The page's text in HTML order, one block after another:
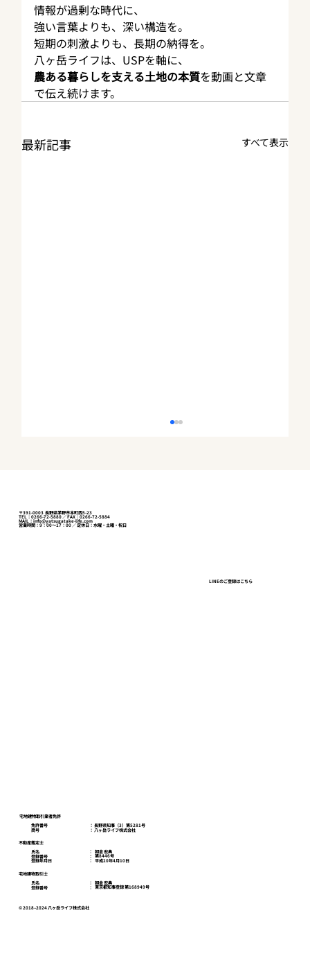
情報が過剰な時代に、
強い言葉よりも、深い構造を。
短期の刺激よりも、長期の納得を。
八ヶ岳ライフは、USPを軸に、
農ある暮らしを支える土地の本質を動画と文章
で伝え続けます。
最新記事 すべて表示
八ヶ岳西麓で畑と山林付きの土地が動い
宅地建物取引業者免許
免許番号
​： 長野県知事（3）第5281号
商号 ​： 八ヶ岳ライフ株式会社
不動産鑑定士
氏名
朝倉 宏典
：
登録番号 第8446号
：
登録年月日 平成20年4月10日
：
宅地建物取引士
氏名
朝倉 宏典
：
登録番号 東京都知事登録 第168949号
：
© 2018–2024 八ヶ岳ライフ株式会社
〒391-0003 長野県茅野市本町西5-23
TEL：0266-72-5880 ／ FAX：0266-72-5884
MAIL：info@yatsugatake-life.com
営業時間：9：00～17：00 ／ 定休日：水曜・土曜・祝日
LINEのご登録はこちら